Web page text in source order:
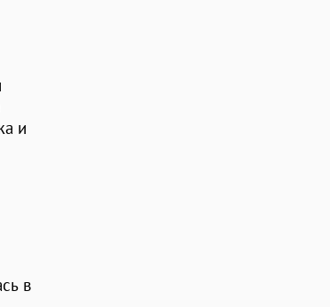
и
в